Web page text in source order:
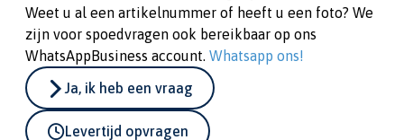
Weet u al een artikelnummer of heeft u een foto? We
zijn voor spoedvragen ook bereikbaar op ons
WhatsAppBusiness account. Whatsapp ons!
Ja, ik heb een vraag
Levertijd opvragen